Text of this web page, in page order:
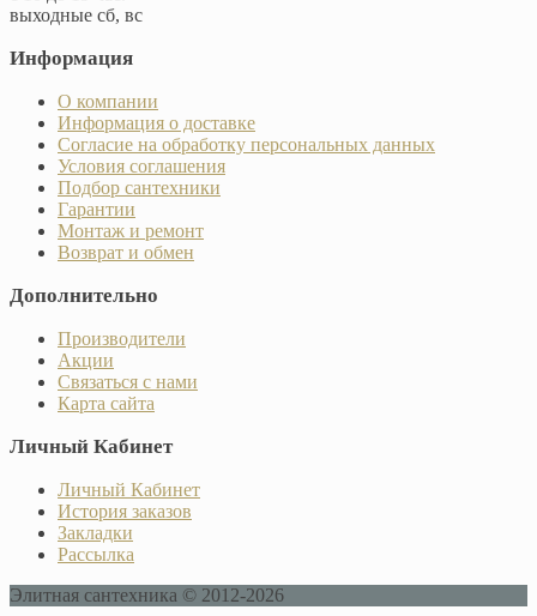
выходные сб, вс
Информация
О компании
Информация о доставке
Согласие на обработку персональных данных
Условия соглашения
Подбор сантехники
Гарантии
Монтаж и ремонт
Возврат и обмен
Дополнительно
Производители
Акции
Связаться с нами
Карта сайта
Личный Кабинет
Личный Кабинет
История заказов
Закладки
Рассылка
Элитная сантехника © 2012-2026